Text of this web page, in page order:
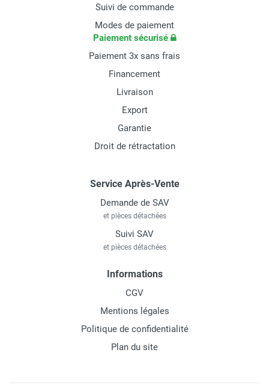
Suivi de commande
Modes de paiement
Paiement sécurisé
Paiement 3x sans frais
Financement
Livraison
Export
Garantie
Droit de rétractation
Service Après-Vente
Demande de SAV
et pièces détachées
Suivi SAV
et pièces détachées
Informations
CGV
Mentions légales
Politique de confidentialité
Plan du site